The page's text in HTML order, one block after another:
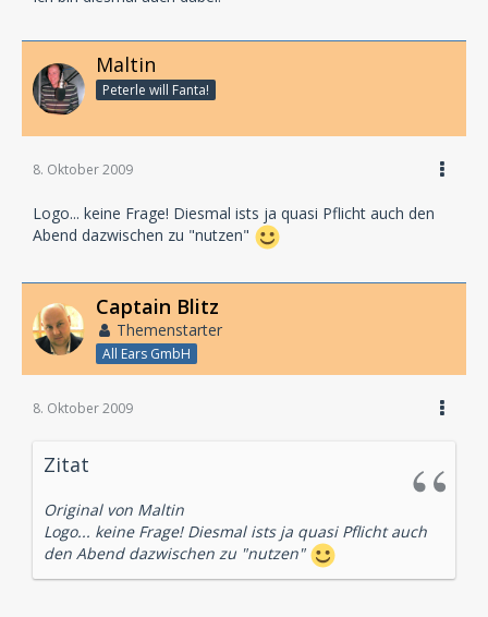
In der angesagtesten und schönsten Location für
Kultur-Events in Hamburg:
Kampnagel
http://www.kampnagel.de
Maltin
Peterle will Fanta!
8. Oktober 2009
Logo... keine Frage! Diesmal ists ja quasi Pflicht auch den
Abend dazwischen zu "nutzen"
Captain Blitz
Themenstarter
All Ears GmbH
8. Oktober 2009
Zitat
Original von Maltin
Logo... keine Frage! Diesmal ists ja quasi Pflicht auch
den Abend dazwischen zu "nutzen"